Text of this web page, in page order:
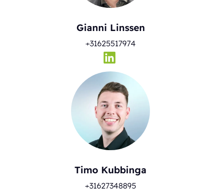
Gianni Linssen
+31625517974
Timo Kubbinga
+31627348895